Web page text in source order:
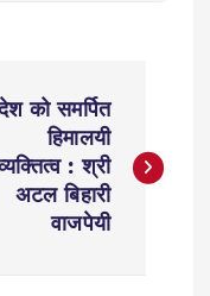
को समर्पित
हिमालयी
: श्री
अटल बिहारी
वाजपेयी